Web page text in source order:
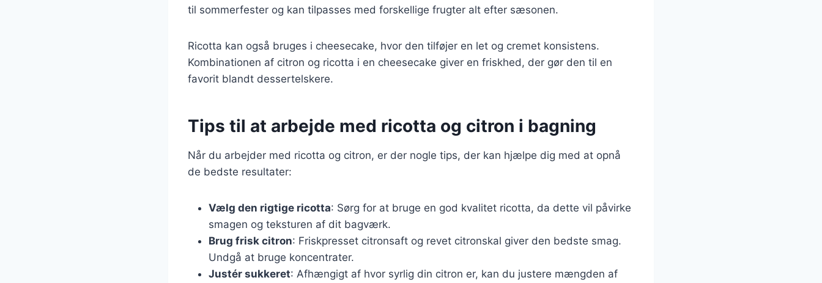
til sommerfester og kan tilpasses med forskellige frugter alt efter sæsonen.
Ricotta kan også bruges i cheesecake, hvor den tilføjer en let og cremet konsistens.
Kombinationen af citron og ricotta i en cheesecake giver en friskhed, der gør den til en
favorit blandt dessertelskere.
Tips til at arbejde med ricotta og citron i bagning
Når du arbejder med ricotta og citron, er der nogle tips, der kan hjælpe dig med at opnå
de bedste resultater:
Vælg den rigtige ricotta: Sørg for at bruge en god kvalitet ricotta, da dette vil påvirke
smagen og teksturen af dit bagværk.
Brug frisk citron: Friskpresset citronsaft og revet citronskal giver den bedste smag.
Undgå at bruge koncentrater.
Justér sukkeret: Afhængigt af hvor syrlig din citron er, kan du justere mængden af